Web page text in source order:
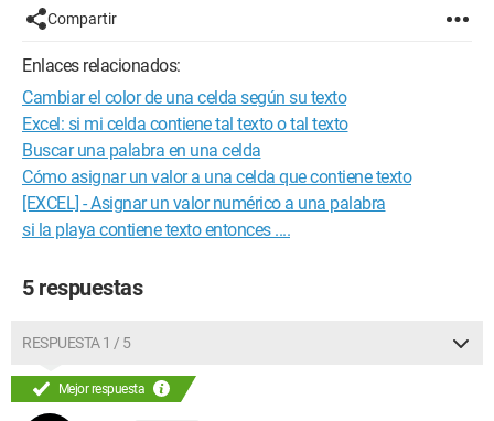
Simplemente no cambiar "out" o "in" de un color, sino toda la
fila que los contenga.
Dado que tengo MUCHAS filas, me gustaría no hacerlo fila
por fila...
¡Gracias de antemano!
Compartir
Enlaces relacionados:
Cambiar el color de una celda según su texto
Excel: si mi celda contiene tal texto o tal texto
Buscar una palabra en una celda
Cómo asignar un valor a una celda que contiene texto
[EXCEL] - Asignar un valor numérico a una palabra
si la playa contiene texto entonces ....
5 respuestas
RESPUESTA 1 / 5
Mejor respuesta